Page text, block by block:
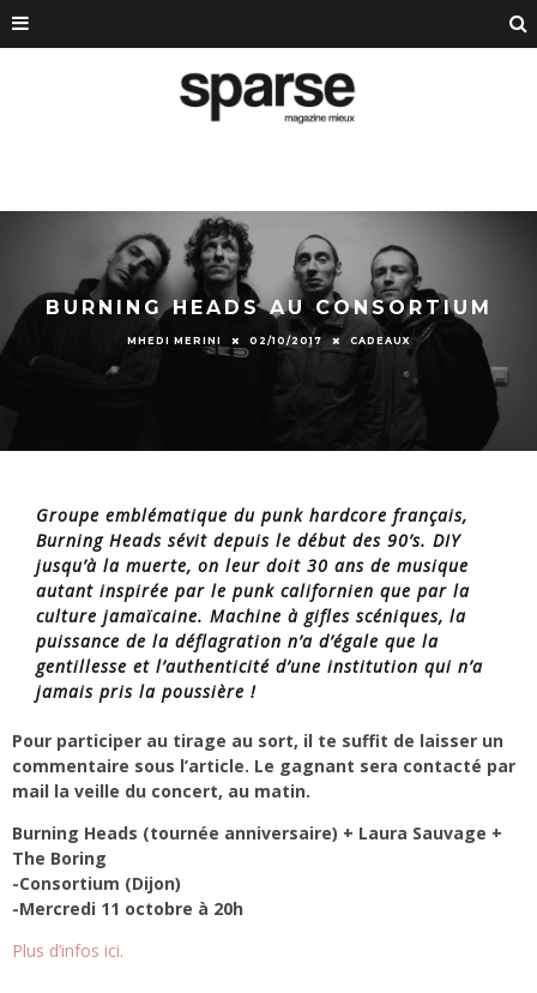
BURNING HEADS AU CONSORTIUM
MHEDI MERINI 02/10/2017 CADEAUX
Groupe emblématique du punk hardcore français,
Burning Heads sévit depuis le début des 90’s. DIY
jusqu’à la muerte, on leur doit 30 ans de musique
autant inspirée par le punk californien que par la
culture jamaïcaine. Machine à gifles scéniques, la
puissance de la déflagration n’a d’égale que la
gentillesse et l’authenticité d’une institution qui n’a
jamais pris la poussière !
Pour participer au tirage au sort, il te suffit de laisser un
commentaire sous l’article. Le gagnant sera contacté par
mail la veille du concert, au matin.
Burning Heads (tournée anniversaire) + Laura Sauvage +
The Boring
-Consortium (Dijon)
-Mercredi 11 octobre à 20h
Plus d’infos ici.